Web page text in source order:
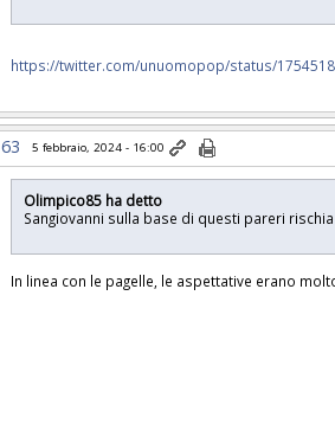
https://twitter.com/unuomopop/status/
63 5 febbraio, 2024 - 16:00
Olimpico85 ha detto
Sangiovanni sulla base di questi pareri
In linea con le pagelle, le aspettative erano